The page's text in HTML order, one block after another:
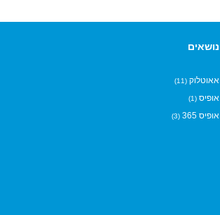
נושאים
אאוטלוק (11)
אופיס (1)
אופיס 365 (3)